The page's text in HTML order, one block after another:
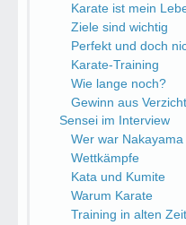
Karate ist mein
Ziele sind wichtig
Perfekt und doch
Karate-Training
Wie lange noch?
Gewinn aus Verzicht
Sensei im Interview
Wer war
Wettkämpfe
Kata und Kumite
Warum Karate
Training in alten